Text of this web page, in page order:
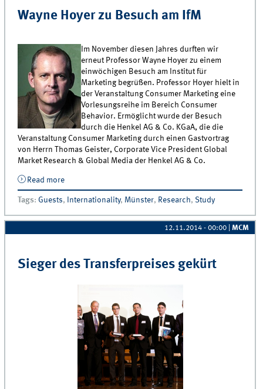
Wayne Hoyer zu Besuch am IfM
Im November diesen Jahres durften wir
erneut Professor Wayne Hoyer zu einem
einwöchigen Besuch am Institut für
Marketing begrüßen. Professor Hoyer hielt in
der Veranstaltung Consumer Marketing eine
Vorlesungsreihe im Bereich Consumer
Behavior. Ermöglicht wurde der Besuch
durch die Henkel AG & Co. KGaA, die die
Veranstaltung Consumer Marketing durch einen Gastvortrag
von Herrn Thomas Geister, Corporate Vice President Global
Market Research & Global Media der Henkel AG & Co.
Read moreabout Wayne Hoyer zu Besuch am IfM
Tags: Guests, Internationality, Münster, Research, Study
12.11.2014 - 00:00 |MCM
Sieger des Transferpreises gekürt